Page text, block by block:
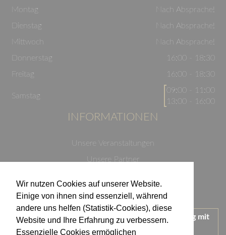
Wir nutzen Cookies auf unserer Website.
Einige von ihnen sind essenziell, während
andere uns helfen (Statistik-Cookies), diese
Website und Ihre Erfahrung zu verbessern.
Essenzielle Cookies ermöglichen
Montag
Nach Absprache!
Dienstag
Nach Absprache!
Mittwoch
Nach Absprache!
Donnerstag
16:00 - 18:30
Freitag
16:00 - 18:30
Samstag
09:00 - 11:00
13:00 - 16:00
INFORMATIONEN
Unsere Veranstaltungen
Unsere Partner
Impressum
Wir treten für einen verantwortungsvollen Umgang mit
Alkohol ein.